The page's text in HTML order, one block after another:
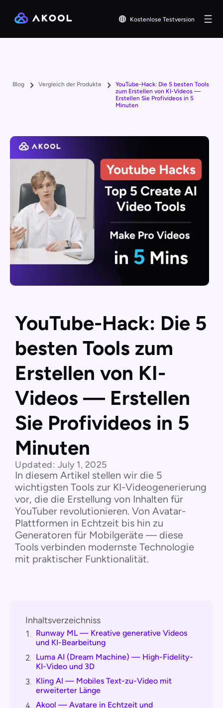
Kostenlose Testversion
Blog Vergleich der Produkte
YouTube-Hack: Die 5 besten Tools
zum Erstellen von KI-Videos —
Erstellen Sie Profivideos in 5
Minuten
YouTube-Hack: Die 5
besten Tools zum
Erstellen von KI-
Videos — Erstellen
Sie Profivideos in 5
Minuten
Updated: July 1, 2025
In diesem Artikel stellen wir die 5
wichtigsten Tools zur KI-Videogenerierung
vor, die die Erstellung von Inhalten für
YouTuber revolutionieren. Von Avatar-
Plattformen in Echtzeit bis hin zu
Generatoren für Mobilgeräte — diese
Tools verbinden modernste Technologie
mit praktischer Funktionalität.
Inhaltsverzeichniss
1. Runway ML — Kreative generative Videos
und KI-Bearbeitung
2. Luma AI (Dream Machine) — High-Fidelity-
KI-Video und 3D
3. Kling AI — Mobiles Text-zu-Video mit
erweiterter Länge
4. Akool — Avatare in Echtzeit und